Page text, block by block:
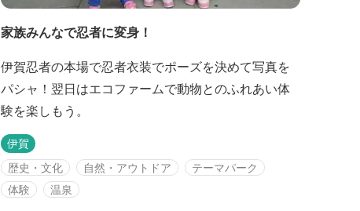
家族みんなで忍者に変身！
伊賀忍者の本場で忍者衣装でポーズを決めて写真を
パシャ！翌日はエコファームで動物とのふれあい体
験を楽しもう。
伊賀
歴史・文化
自然・アウトドア
テーマパーク
体験
温泉